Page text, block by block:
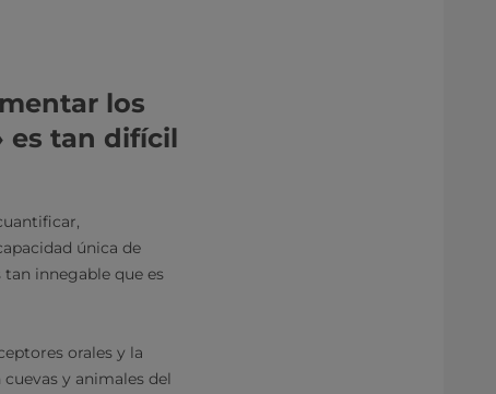
los
es tan difícil
única de
innegable que es
orales y la
y animales del